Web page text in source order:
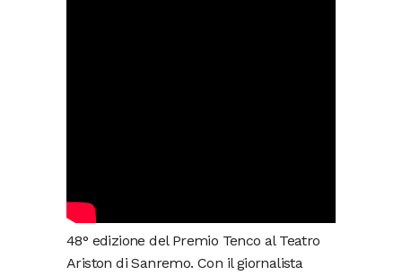
48° edizione del Premio Tenco al Teatro
Ariston di Sanremo. Con il giornalista